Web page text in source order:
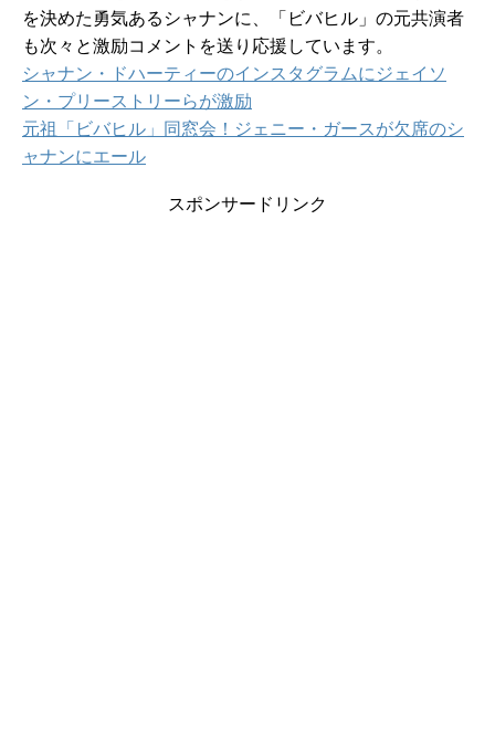
を決めた勇気あるシャナンに、「ビバヒル」の元共演者
も次々と激励コメントを送り応援しています。
シャナン・ドハーティーのインスタグラムにジェイソ
ン・プリーストリーらが激励
元祖「ビバヒル」同窓会！ジェニー・ガースが欠席のシ
ャナンにエール
スポンサードリンク